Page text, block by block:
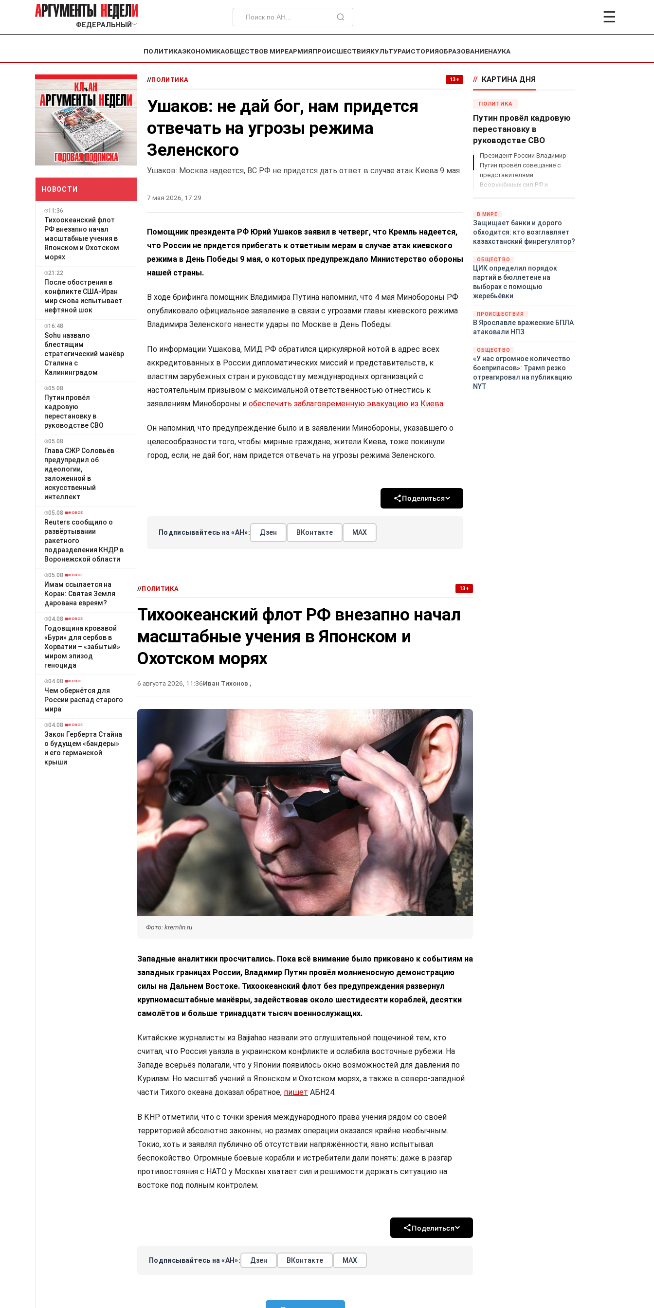
ФЕДЕРАЛЬНЫЙ ﹀ ☰
ПОЛИТИКАЭКОНОМИКАОБЩЕСТВОВ МИРЕАРМИЯПРОИСШЕСТВИЯКУЛЬТУРАИСТОРИЯОБРАЗОВАНИЕНАУКА
НОВОСТИ
11:36
Тихоокеанский флот
РФ внезапно начал
масштабные учения в
Японском и Охотском
морях
21:22
После обострения в
конфликте США-Иран
мир снова испытывает
нефтяной шок
16:48
Sohu назвало
блестящим
стратегический манёвр
Сталина с
Калининградом
05.08
Путин провёл
кадровую
перестановку в
руководстве СВО
05.08
Глава СЖР Соловьёв
предупредил об
идеологии,
заложенной в
искусственный
интеллект
05.08 НОВОЕ
Reuters сообщило о
развёртывании
ракетного
подразделения КНДР в
Воронежской области
05.08 НОВОЕ
Имам ссылается на
Коран: Святая Земля
дарована евреям?
04.08 НОВОЕ
Годовщина кровавой
«Бури» для сербов в
Хорватии – «забытый»
миром эпизод
геноцида
04.08 НОВОЕ
Чем обернётся для
России распад старого
мира
04.08 НОВОЕ
Закон Герберта Стайна
о будущем «бандеры»
и его германской
крыши
//ПОЛИТИКА 13+
Ушаков: не дай бог, нам придется
отвечать на угрозы режима
Зеленского
Ушаков: Москва надеется, ВС РФ не придется дать ответ в случае атак Киева 9 мая
7 мая 2026, 17:29
Помощник президента РФ Юрий Ушаков заявил в четверг, что Кремль надеется,
что России не придется прибегать к ответным мерам в случае атак киевского
режима в День Победы 9 мая, о которых предупреждало Министерство обороны
нашей страны.
В ходе брифинга помощник Владимира Путина напомнил, что 4 мая Минобороны РФ
опубликовало официальное заявление в связи с угрозами главы киевского режима
Владимира Зеленского нанести удары по Москве в День Победы.
По информации Ушакова, МИД РФ обратился циркулярной нотой в адрес всех
аккредитованных в России дипломатических миссий и представительств, к
властям зарубежных стран и руководству международных организаций с
настоятельным призывом с максимальной ответственностью отнестись к
заявлениям Минобороны и обеспечить заблаговременную эвакуацию из Киева.
Он напомнил, что предупреждение было и в заявлении Минобороны, указавшего о
целесообразности того, чтобы мирные граждане, жители Киева, тоже покинули
город, если, не дай бог, нам придется отвечать на угрозы режима Зеленского.
Поделиться
Подписывайтесь на «АН»: Дзен ВКонтакте МАХ
//ПОЛИТИКА 13+
Тихоокеанский флот РФ внезапно начал
масштабные учения в Японском и
Охотском морях
6 августа 2026, 11:36Иван Тихонов ,
Фото: kremlin.ru
Западные аналитики просчитались. Пока всё внимание было приковано к событиям на
западных границах России, Владимир Путин провёл молниеносную демонстрацию
силы на Дальнем Востоке. Тихоокеанский флот без предупреждения развернул
крупномасштабные манёвры, задействовав около шестидесяти кораблей, десятки
самолётов и больше тринадцати тысяч военнослужащих.
Китайские журналисты из Baijiahao назвали это оглушительной пощёчиной тем, кто
считал, что Россия увязла в украинском конфликте и ослабила восточные рубежи. На
Западе всерьёз полагали, что у Японии появилось окно возможностей для давления по
Курилам. Но масштаб учений в Японском и Охотском морях, а также в северо-западной
части Тихого океана доказал обратное, пишет АБН24.
В КНР отметили, что с точки зрения международного права учения рядом со своей
территорией абсолютно законны, но размах операции оказался крайне необычным.
Токио, хоть и заявлял публично об отсутствии напряжённости, явно испытывал
беспокойство. Огромные боевые корабли и истребители дали понять: даже в разгар
противостояния с НАТО у Москвы хватает сил и решимости держать ситуацию на
востоке под полным контролем.
Поделиться
Подписывайтесь на «АН»: Дзен ВКонтакте МАХ
// КАРТИНА ДНЯ
ПОЛИТИКА
Путин провёл кадровую
перестановку в
руководстве СВО
Президент России Владимир
Путин провёл совещание с
представителями
Вооружённых сил РФ и
руководстве спецоперацией.
В МИРЕ
Защищает банки и дорого
обходится: кто возглавляет
казахстанский финрегулятор?
ОБЩЕСТВО
ЦИК определил порядок
партий в бюллетене на
выборах с помощью
жеребьёвки
ПРОИСШЕСТВИЯ
В Ярославле вражеские БПЛА
атаковали НПЗ
ОБЩЕСТВО
«У нас огромное количество
боеприпасов»: Трамп резко
отреагировал на публикацию
NYT